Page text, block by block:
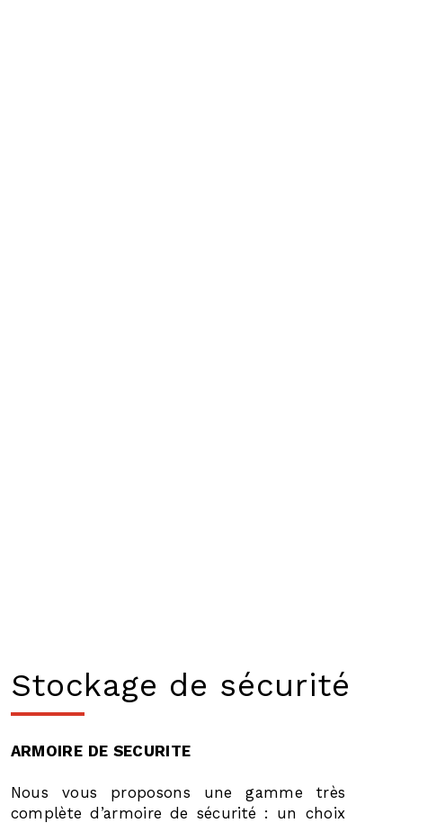
Stockage de sécurité
ARMOIRE DE SECURITE
Nous vous proposons une gamme très
complète d’armoire de sécurité : un choix